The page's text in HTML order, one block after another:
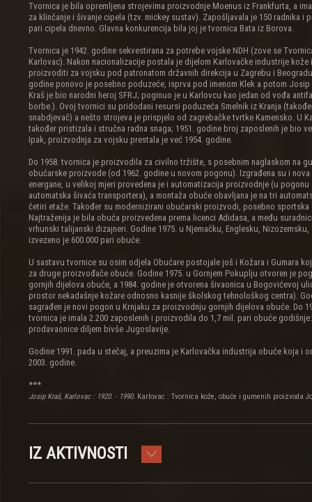
Tvornica je bila opremljena strojevima proizvodnje Moenus iz Frankfurta, a
za klinčanje i šivanje cipela (tzv. mickey sustav). Zapošljavala je 150 radnika i
pari cipela dnevno. Glavna konkurencija bila joj je tvornica Bata iz Borova.
Tvornica je 1942. godine sekvestirana za potrebe vojske NDH (zove se
Karlovac). Nakon nacionalizacije postala je dijelom Karlovačke industrije kože
proizvoditi za vojsku pod patronatom državnih direkcija u Zagrebu i
godine ponovo je posebno poduzeće, isprva pod imenom Klek a potom
Kraš je bio narodni heroj SFRJ; poginuo je u Karlovcu kao jedan od vođa
borbe.). Ovoj tvornici su pridodani resursi poduzeća Smelnik iz Kranja
snabdjevač) a nešto strojeva je prispjelo od zagrebačke tvrtke Kamensko. U
također pristizala i stručna radna snaga; 1951. godine broj zaposlenih je bio
Ipak, proizvodnja za vojsku prestala je već 1954. godine.
Do 1958. tvornica je proizvodila za civilno tržište, s posebnim naglaskom na
obućarske proizvode (od 1962. godine u novom pogonu). Izgrađena su i
energane, u velikoj mjeri provedena je i automatizacija proizvodnje (u pogonu
automatska šivaća transportera), a montaža obuće obavljana je na tri
četiri etaže. Također su modernizirani obućarski proizvodi, posebno sportska
Najtraženija je bila obuća proizvedena prema licenci Adidasa, a među
vrhunski talijanski dizajneri. Godine 1975. u Njemačku, Englesku, Nizozemsku,
izvezeno je 600.000 pari obuće.
U sastavu tvornice su osim odjela Obućare postojale još i Kožara i Gumara
za druge proizvođače obuće. Godine 1975. u Gornjem Pokuplju otvoren je
gornjih dijelova obuće, a 1984. godine je otvorena šivaonica u Bogovićevoj
prostor nekadašnje kožare odnosno kasnije školskog tehnološkog centra).
sagrađen je novi pogon u Krnjaku za proizvodnju gornjih dijelova obuće. Do
tvornica je imala 2.200 zaposlenih i proizvodila do 1,7 mil. pari obuće
prodavaonice diljem bivše Jugoslavije.
Godine 1991. pada u stečaj, a preuzima je Karlovačka industrija obuće koja i
2003. godine.
***
Josip Kraš, Karlovac : 1920. - 1990. Karlovac : Tvornica kože, obuće i gumenih proizvoda
IZ AKTIVNOSTI